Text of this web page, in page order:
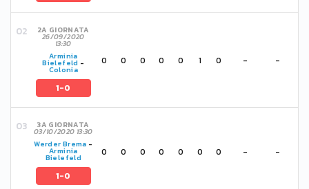
2A GIORNATA
26/09/2020
13:30
Arminia
Bielefeld -
Colonia
1-0
0 0 0 0 0 1 0 - -
3A GIORNATA
03/10/2020 13:30
Werder Brema -
Arminia
Bielefeld
1-0
0 0 0 0 0 0 0 - -